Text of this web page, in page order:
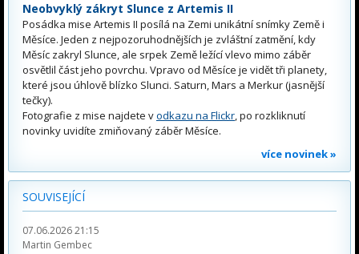
Neobvyklý zákryt Slunce z Artemis II
Posádka mise Artemis II posílá na Zemi unikátní snímky Země i
Měsíce. Jeden z nejpozoruhodnějších je zvláštní zatmění, kdy
Měsíc zakryl Slunce, ale srpek Země ležící vlevo mimo záběr
osvětlil část jeho povrchu. Vpravo od Měsíce je vidět tři planety,
které jsou úhlově blízko Slunci. Saturn, Mars a Merkur (jasnější
tečky).
Fotografie z mise najdete vodkazu na Flickr, po rozkliknutí
novinky uvidíte zmiňovaný záběr Měsíce.
více novinek »
SOUVISEJÍCÍ
07.06.2026 21:15
Martin Gembec